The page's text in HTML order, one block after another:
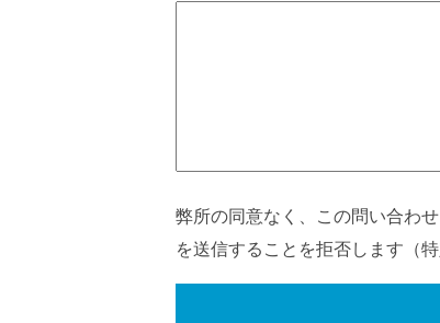
弊所の同意なく、この問い合わ
を送信することを拒否します（特